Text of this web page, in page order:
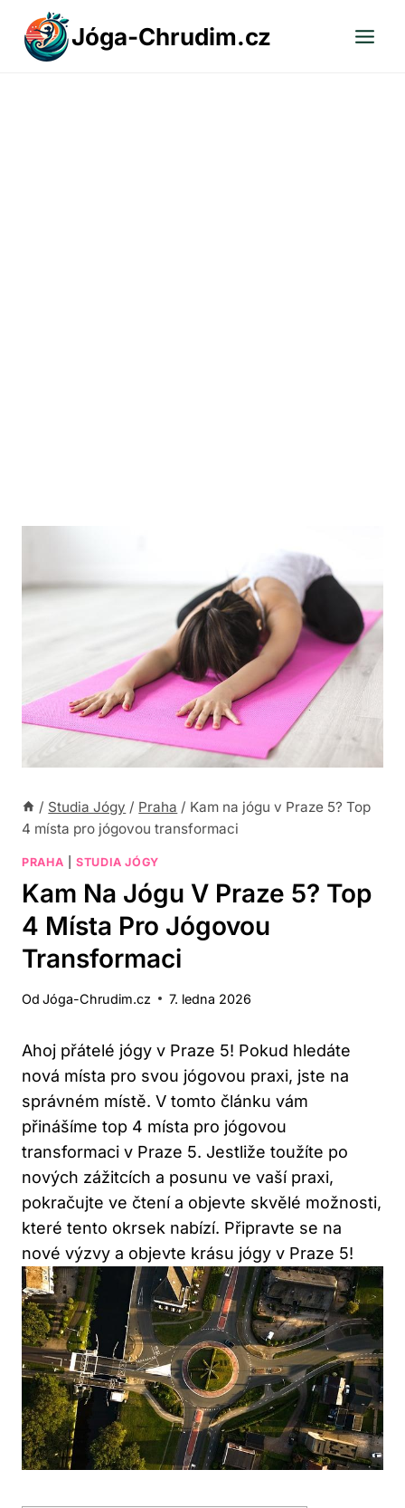
Přeskočit
obsah
Jóga-Chrudim.cz
/ Studia Jógy / Praha / Kam na jógu v Praze 5? Top
4 místa pro jógovou transformaci
PRAHA |STUDIA JÓGY
Kam Na Jógu V Praze 5? Top
4 Místa Pro Jógovou
Transformaci
Od Jóga-Chrudim.cz 7. ledna 2026
Ahoj přátelé jógy v Praze 5! Pokud hledáte
nová místa pro svou jógovou praxi, jste na
správném místě. V tomto článku vám
přinášíme top 4 místa pro jógovou
transformaci v Praze 5. Jestliže toužíte po
nových zážitcích a posunu ve vaší praxi,
pokračujte ve čtení a objevte skvělé možnosti,
které tento okrsek nabízí. Připravte se na
nové výzvy a objevte krásu jógy v Praze 5!